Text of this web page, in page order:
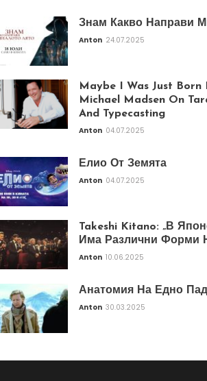
Знам Какво Направи
Anton 24.07.2025
Maybe I Was Just Born
Michael Madsen On
And Typecasting
Anton 04.07.2025
Елио От Земята
Anton 04.07.2025
Takeshi Kitano: „В
Има Различни Форми
Anton 10.06.2025
Анатомия На Едно
Anton 30.03.2025